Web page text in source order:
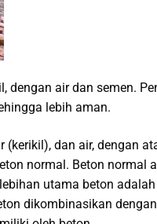
air dan semen.
lebih aman.
dan air, dengan
normal. Beton normal
utama beton
dikombinasikan